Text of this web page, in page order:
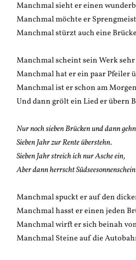
Manchmal sieht er einen
Manchmal möchte er
Manchmal stürzt auch eine
Manchmal scheint sein Werk
Manchmal hat er ein paar Pfeiler
Manchmal ist er schon am
Und dann grölt ein Lied er übern
Nur noch sieben Brücken und dann
Sieben Jahr zur Rente überstehn.
Sieben Jahr streich ich nur Asche ein,
Aber dann herrscht
Manchmal spuckt er auf den
Manchmal hasst er einen jeden
Manchmal wirft er sich beinah
Manchmal Steine auf die